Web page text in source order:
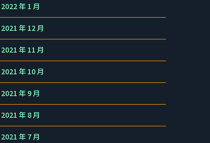
2022 年 1 月
2021 年 12 月
2021 年 11 月
2021 年 10 月
2021 年 9 月
2021 年 8 月
2021 年 7 月